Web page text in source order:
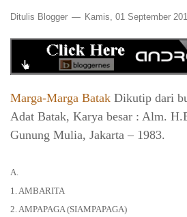
Ditulis Blogger Kamis, 01 September
Marga-Marga Batak Dikutip dari
Adat Batak, Karya besar : Alm.
Gunung Mulia, Jakarta – 1983.
A.
1. AMBARITA
2. AMPAPAGA (SIAMPAPAGA)